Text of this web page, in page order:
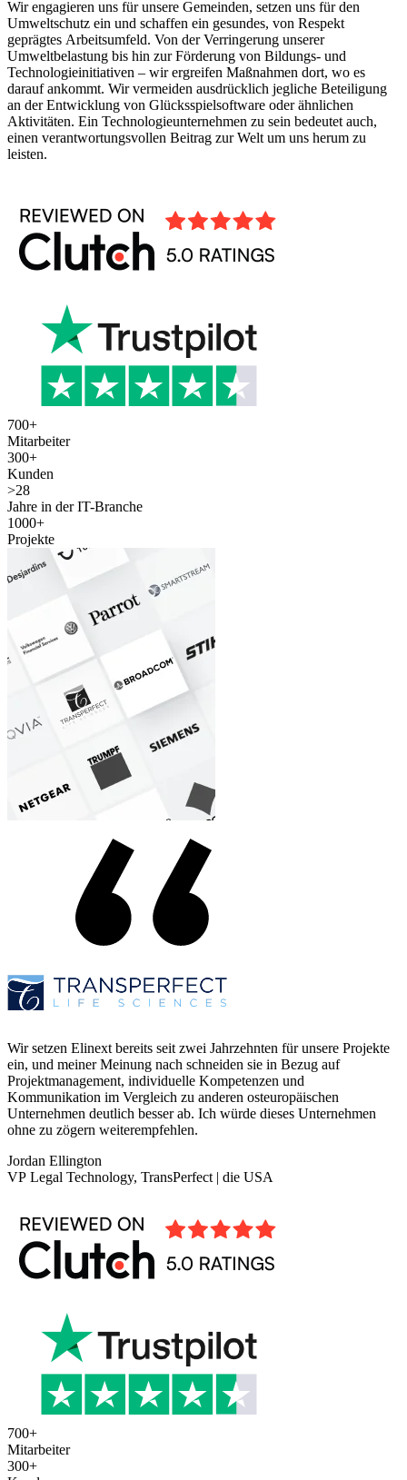
Wir engagieren uns für unsere Gemeinden, setzen uns für den
Umweltschutz ein und schaffen ein gesundes, von Respekt
geprägtes Arbeitsumfeld. Von der Verringerung unserer
Umweltbelastung bis hin zur Förderung von Bildungs- und
Technologieinitiativen – wir ergreifen Maßnahmen dort, wo es
darauf ankommt. Wir vermeiden ausdrücklich jegliche Beteiligung
an der Entwicklung von Glücksspielsoftware oder ähnlichen
Aktivitäten. Ein Technologieunternehmen zu sein bedeutet auch,
einen verantwortungsvollen Beitrag zur Welt um uns herum zu
leisten.
700+
Mitarbeiter
300+
Kunden
>28
Jahre in der IT-Branche
1000+
Projekte
Wir setzen Elinext bereits seit zwei Jahrzehnten für unsere Projekte
ein, und meiner Meinung nach schneiden sie in Bezug auf
Projektmanagement, individuelle Kompetenzen und
Kommunikation im Vergleich zu anderen osteuropäischen
Unternehmen deutlich besser ab. Ich würde dieses Unternehmen
ohne zu zögern weiterempfehlen.
Jordan Ellington
VP Legal Technology, TransPerfect | die USA
700+
Mitarbeiter
300+